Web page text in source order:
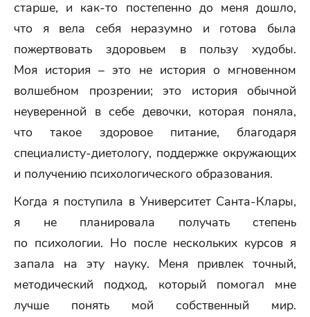
старше, и как-то постепенно до меня дошло,
что я вела себя неразумно и готова была
пожертвовать здоровьем в пользу худобы.
Моя история – это не история о мгновенном
волшебном прозрении; это история обычной
неуверенной в себе девочки, которая поняла,
что такое здоровое питание, благодаря
специалисту-диетологу, поддержке окружающих
и получению психологического образования.
Когда я поступила в Университет Санта-Клары,
я не планировала получать степень
по психологии. Но после нескольких курсов я
запала на эту науку. Меня привлек точный,
методический подход, который помогал мне
лучше понять мой собственный мир.